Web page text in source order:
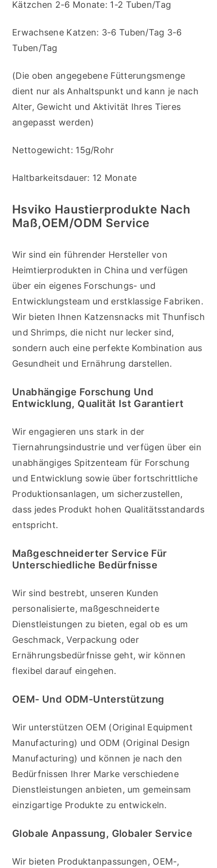
Kätzchen 2-6 Monate: 1-2 Tuben/Tag
Erwachsene Katzen: 3-6 Tuben/Tag 3-6
Tuben/Tag
(Die oben angegebene Fütterungsmenge
dient nur als Anhaltspunkt und kann je nach
Alter, Gewicht und Aktivität Ihres Tieres
angepasst werden)
Nettogewicht: 15g/Rohr
Haltbarkeitsdauer: 12 Monate
Hsviko Haustierprodukte Nach
Maß,OEM/ODM Service
Wir sind ein führender Hersteller von
Heimtierprodukten in China und verfügen
über ein eigenes Forschungs- und
Entwicklungsteam und erstklassige Fabriken.
Wir bieten Ihnen Katzensnacks mit Thunfisch
und Shrimps, die nicht nur lecker sind,
sondern auch eine perfekte Kombination aus
Gesundheit und Ernährung darstellen.
Unabhängige Forschung Und
Entwicklung, Qualität Ist Garantiert
Wir engagieren uns stark in der
Tiernahrungsindustrie und verfügen über ein
unabhängiges Spitzenteam für Forschung
und Entwicklung sowie über fortschrittliche
Produktionsanlagen, um sicherzustellen,
dass jedes Produkt hohen Qualitätsstandards
entspricht.
Maßgeschneiderter Service Für
Unterschiedliche Bedürfnisse
Wir sind bestrebt, unseren Kunden
personalisierte, maßgeschneiderte
Dienstleistungen zu bieten, egal ob es um
Geschmack, Verpackung oder
Ernährungsbedürfnisse geht, wir können
flexibel darauf eingehen.
OEM- Und ODM-Unterstützung
Wir unterstützen OEM (Original Equipment
Manufacturing) und ODM (Original Design
Manufacturing) und können je nach den
Bedürfnissen Ihrer Marke verschiedene
Dienstleistungen anbieten, um gemeinsam
einzigartige Produkte zu entwickeln.
Globale Anpassung, Globaler Service
Wir bieten Produktanpassungen, OEM-,